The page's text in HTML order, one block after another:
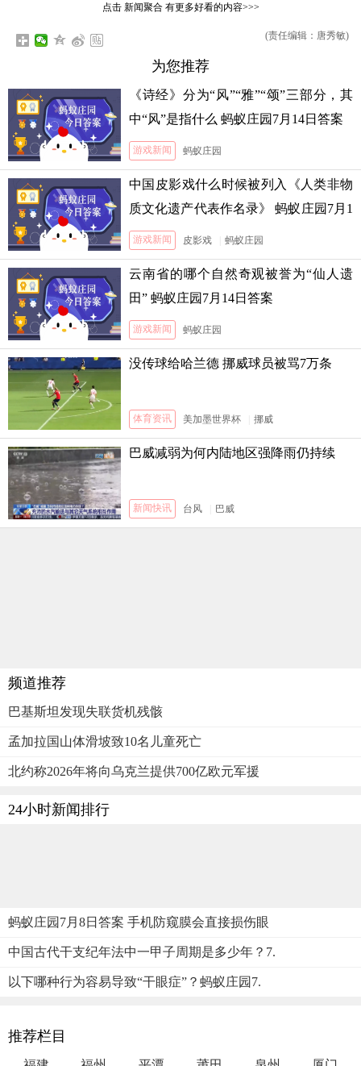
点击 新闻聚合有更多好看的内容>>>
(责任编辑：唐秀敏)
为您推荐
《诗经》分为“风”“雅”“颂”三部分，其
中“风”是指什么 蚂蚁庄园7月14日答案
游戏新闻 蚂蚁庄园
中国皮影戏什么时候被列入《人类非物
质文化遗产代表作名录》 蚂蚁庄园7月1
3日答案
游戏新闻 皮影戏 蚂蚁庄园
云南省的哪个自然奇观被誉为“仙人遗
田” 蚂蚁庄园7月14日答案
游戏新闻 蚂蚁庄园
没传球给哈兰德 挪威球员被骂7万条
体育资讯 美加墨世界杯 挪威
巴威减弱为何内陆地区强降雨仍持续
新闻快讯 台风 巴威
频道推荐
巴基斯坦发现失联货机残骸
孟加拉国山体滑坡致10名儿童死亡
北约称2026年将向乌克兰提供700亿欧元军援
24小时新闻排行
蚂蚁庄园7月8日答案 手机防窥膜会直接损伤眼
中国古代干支纪年法中一甲子周期是多少年？7.
以下哪种行为容易导致“干眼症”？蚂蚁庄园7.
推荐栏目